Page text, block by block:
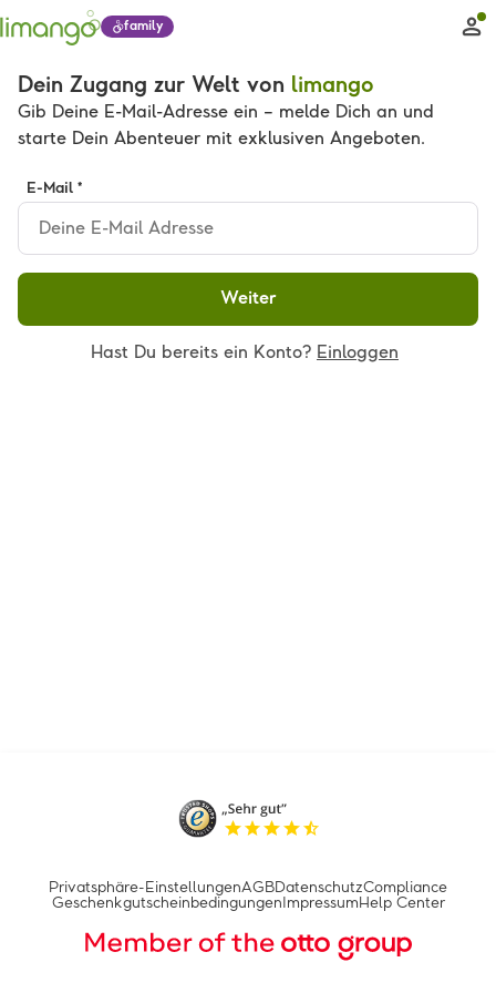
family
Dein Zugang zur Welt von limango
Gib Deine E-Mail-Adresse ein – melde Dich an und
starte Dein Abenteuer mit exklusiven Angeboten.
E-Mail *
Weiter
Hast Du bereits ein Konto? Einloggen
Privatsphäre-EinstellungenAGBDatenschutzCompliance
Geschenkgutscheinbedingungen Impressum Help Center